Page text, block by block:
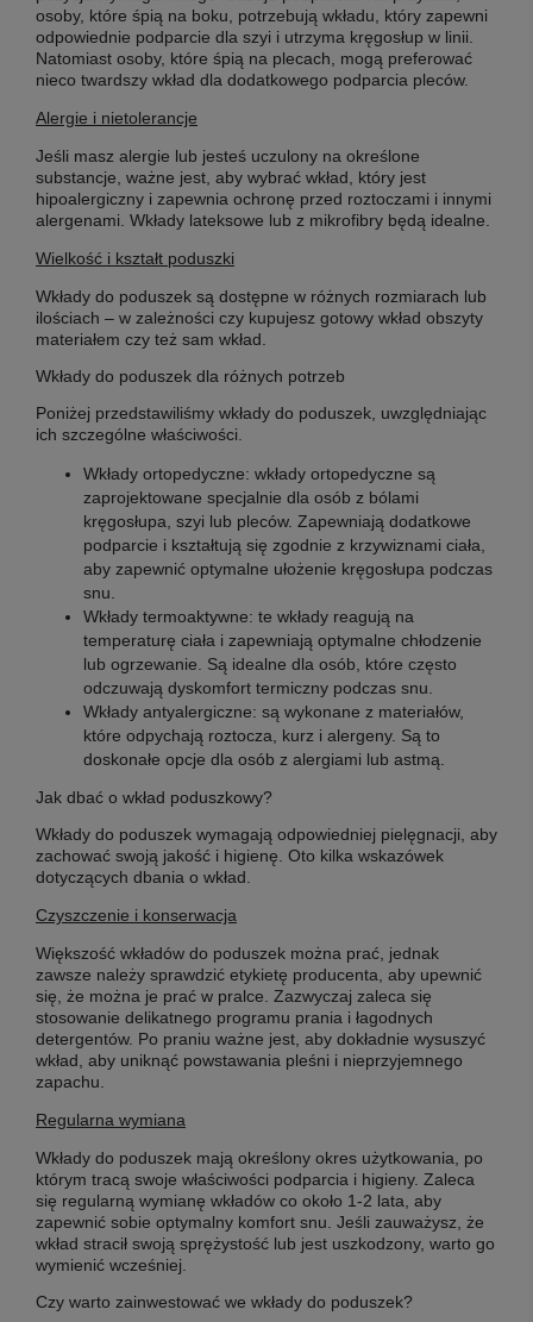
osoby, które śpią na boku, potrzebują wkładu, który zapewni
odpowiednie podparcie dla szyi i utrzyma kręgosłup w linii.
Natomiast osoby, które śpią na plecach, mogą preferować
nieco twardszy wkład dla dodatkowego podparcia pleców.
Alergie i nietolerancje
Jeśli masz alergie lub jesteś uczulony na określone
substancje, ważne jest, aby wybrać wkład, który jest
hipoalergiczny i zapewnia ochronę przed roztoczami i innymi
alergenami. Wkłady lateksowe lub z mikrofibry będą idealne.
Wielkość i kształt poduszki
Wkłady do poduszek są dostępne w różnych rozmiarach lub
ilościach – w zależności czy kupujesz gotowy wkład obszyty
materiałem czy też sam wkład.
Wkłady do poduszek dla różnych potrzeb
Poniżej przedstawiliśmy wkłady do poduszek, uwzględniając
ich szczególne właściwości.
Wkłady ortopedyczne: wkłady ortopedyczne są
zaprojektowane specjalnie dla osób z bólami
kręgosłupa, szyi lub pleców. Zapewniają dodatkowe
podparcie i kształtują się zgodnie z krzywiznami ciała,
aby zapewnić optymalne ułożenie kręgosłupa podczas
snu.
Wkłady termoaktywne: te wkłady reagują na
temperaturę ciała i zapewniają optymalne chłodzenie
lub ogrzewanie. Są idealne dla osób, które często
odczuwają dyskomfort termiczny podczas snu.
Wkłady antyalergiczne: są wykonane z materiałów,
które odpychają roztocza, kurz i alergeny. Są to
doskonałe opcje dla osób z alergiami lub astmą.
Jak dbać o wkład poduszkowy?
Wkłady do poduszek wymagają odpowiedniej pielęgnacji, aby
zachować swoją jakość i higienę. Oto kilka wskazówek
dotyczących dbania o wkład.
Czyszczenie i konserwacja
Większość wkładów do poduszek można prać, jednak
zawsze należy sprawdzić etykietę producenta, aby upewnić
się, że można je prać w pralce. Zazwyczaj zaleca się
stosowanie delikatnego programu prania i łagodnych
detergentów. Po praniu ważne jest, aby dokładnie wysuszyć
wkład, aby uniknąć powstawania pleśni i nieprzyjemnego
zapachu.
Regularna wymiana
Wkłady do poduszek mają określony okres użytkowania, po
którym tracą swoje właściwości podparcia i higieny. Zaleca
się regularną wymianę wkładów co około 1-2 lata, aby
zapewnić sobie optymalny komfort snu. Jeśli zauważysz, że
wkład stracił swoją sprężystość lub jest uszkodzony, warto go
wymienić wcześniej.
Czy warto zainwestować we wkłady do poduszek?